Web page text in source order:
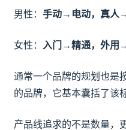
男性： 手动→电动，真人
女性： 入门→精通，外用
通常一个品牌的规划也是
的品牌，它基本囊括了该
产品线追求的不是数量，